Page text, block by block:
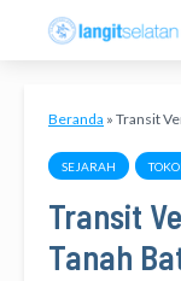
Beranda » Transit
SEJARAH
Transit
Tanah